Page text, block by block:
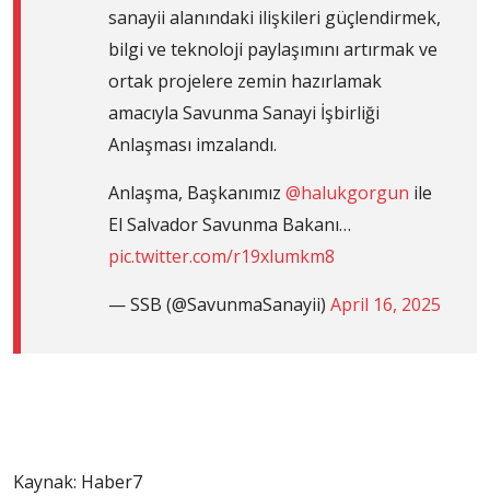
sanayii alanındaki ilişkileri güçlendirmek,
bilgi ve teknoloji paylaşımını artırmak ve
ortak projelere zemin hazırlamak
amacıyla Savunma Sanayi İşbirliği
Anlaşması imzalandı.
Anlaşma, Başkanımız @halukgorgun ile
El Salvador Savunma Bakanı…
pic.twitter.com/r19xlumkm8
— SSB (@SavunmaSanayii) April 16, 2025
Kaynak: Haber7